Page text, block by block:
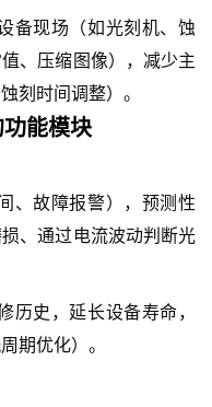
备现场（如光刻机、蚀
、压缩图像），减少主
刻时间调整）。
功能模块
、故障报警），预测性
、通过电流波动判断光
历史，延长设备寿命，
期优化）。